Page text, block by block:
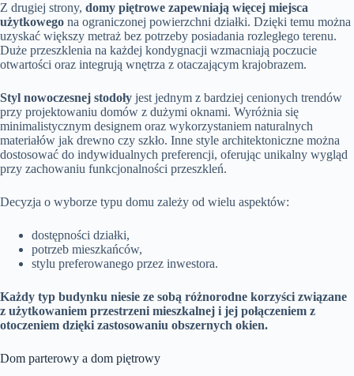
Z drugiej strony, domy piętrowe zapewniają więcej miejsca
użytkowego na ograniczonej powierzchni działki. Dzięki temu można
uzyskać większy metraż bez potrzeby posiadania rozległego terenu.
Duże przeszklenia na każdej kondygnacji wzmacniają poczucie
otwartości oraz integrują wnętrza z otaczającym krajobrazem.
Styl nowoczesnej stodoły jest jednym z bardziej cenionych trendów
przy projektowaniu domów z dużymi oknami. Wyróżnia się
minimalistycznym designem oraz wykorzystaniem naturalnych
materiałów jak drewno czy szkło. Inne style architektoniczne można
dostosować do indywidualnych preferencji, oferując unikalny wygląd
przy zachowaniu funkcjonalności przeszkleń.
Decyzja o wyborze typu domu zależy od wielu aspektów:
dostępności działki,
potrzeb mieszkańców,
stylu preferowanego przez inwestora.
Każdy typ budynku niesie ze sobą różnorodne korzyści związane
z użytkowaniem przestrzeni mieszkalnej i jej połączeniem z
otoczeniem dzięki zastosowaniu obszernych okien.
Dom parterowy a dom piętrowy